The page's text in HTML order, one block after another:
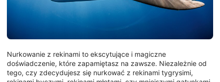
Nurkowanie z rekinami to ekscytujące i magiczne
doświadczenie, które zapamiętasz na zawsze. Niezależnie od
tego, czy zdecydujesz się nurkować z rekinami tygrysimi,